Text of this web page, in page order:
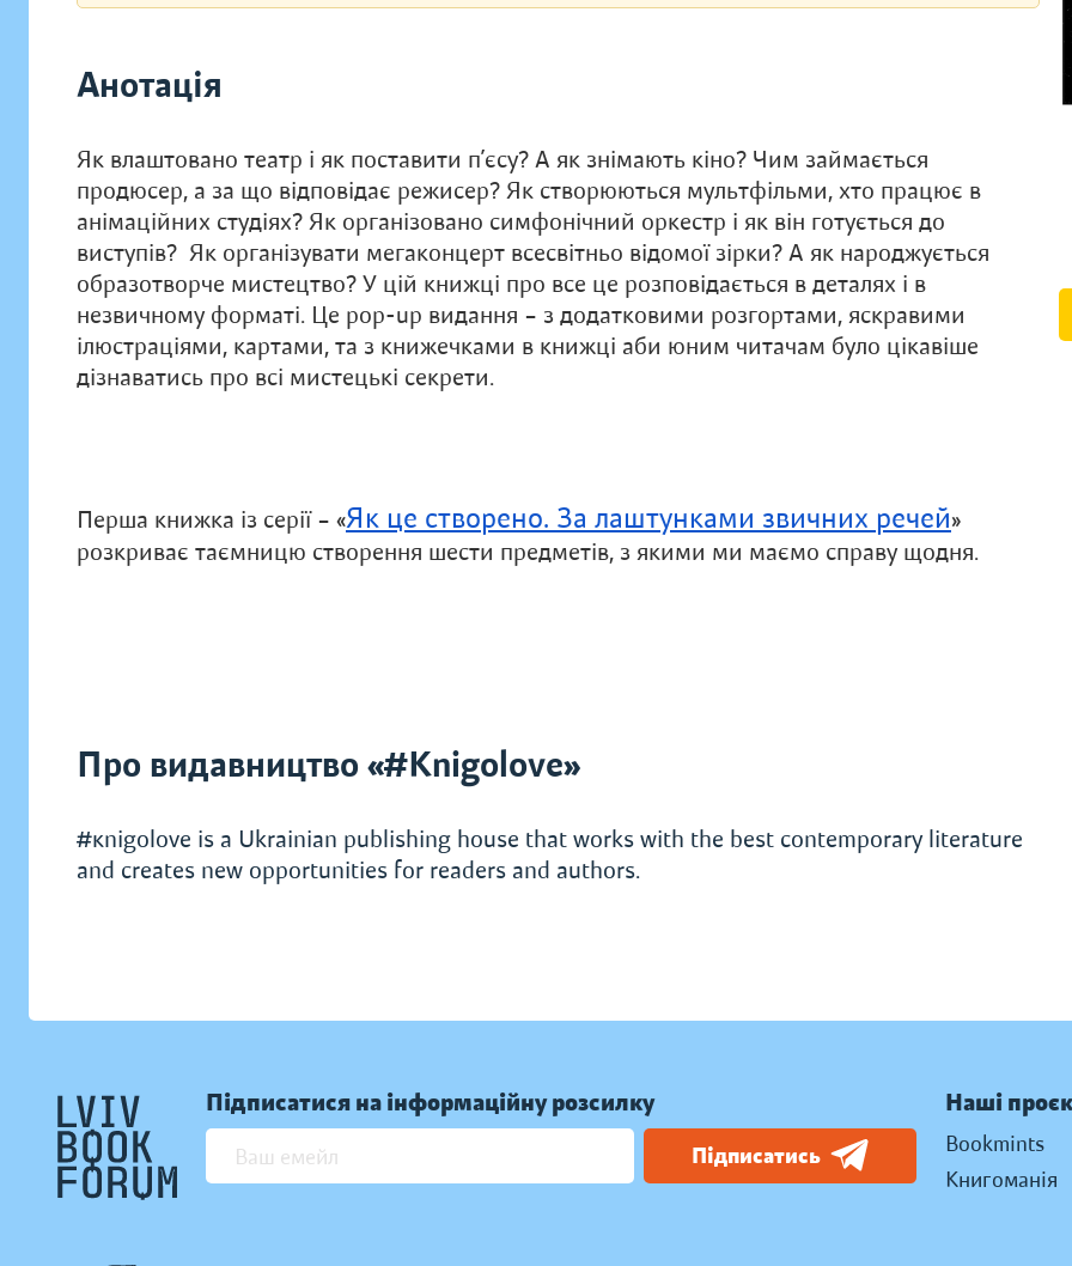
Анотація
Як влаштовано театр і як поставити п’єсу? А як знімають кіно? Чим займається
продюсер, а за що відповідає режисер? Як створюються мультфільми, хто працює в
анімаційних студіях? Як організовано симфонічний оркестр і як він готується до
виступів? Як організувати мегаконцерт всесвітньо відомої зірки? А як народжується
образотворче мистецтво? У цій книжці про все це розповідається в деталях і в
незвичному форматі. Це pop-up видання – з додатковими розгортами, яскравими
ілюстраціями, картами, та з книжечками в книжці аби юним читачам було цікавіше
дізнаватись про всі мистецькі секрети.
Перша книжка із серії – «Як це створено. За лаштунками звичних речей»
розкриває таємницю створення шести предметів, з якими ми маємо справу щодня.
Про видавництво «#Knigolove»
#кnigolove is a Ukrainian publishing house that works with the best contemporary literature
and creates new opportunities for readers and authors.
Підписатися на інформаційну розсилку
Підписатись
Наші
Bookmints
Книгоманія